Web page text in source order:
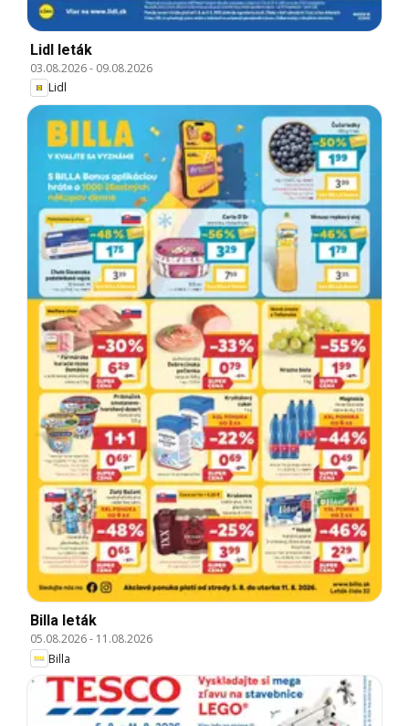
Lidl leták
03.08.2026- 09.08.2026
Lidl
Billa leták
05.08.2026- 11.08.2026
Billa